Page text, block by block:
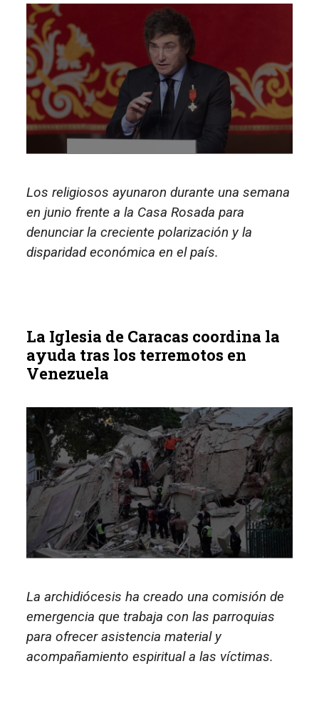
Los religiosos ayunaron durante una semana
en junio frente a la Casa Rosada para
denunciar la creciente polarización y la
disparidad económica en el país.
La Iglesia de Caracas coordina la
ayuda tras los terremotos en
Venezuela
La archidiócesis ha creado una comisión de
emergencia que trabaja con las parroquias
para ofrecer asistencia material y
acompañamiento espiritual a las víctimas.